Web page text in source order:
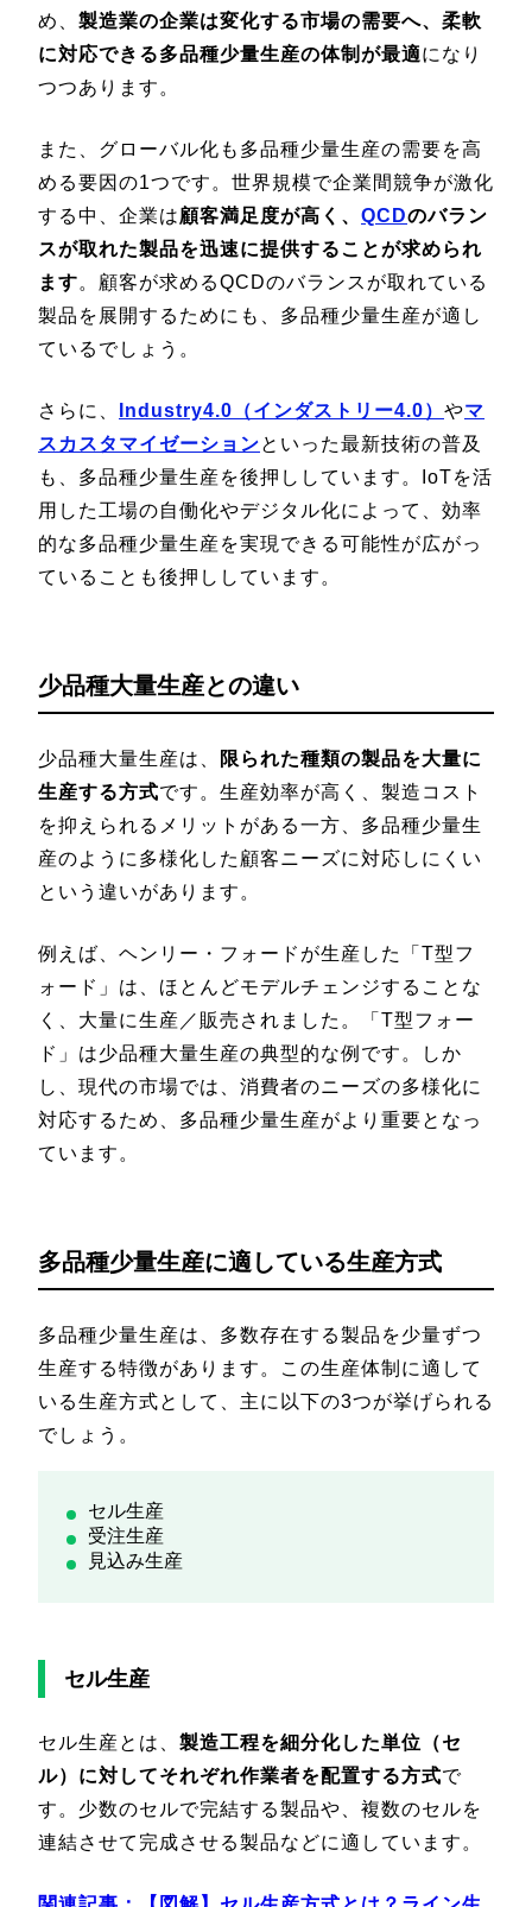
め、 製造業の企業は変化する市場の需要へ、柔軟
に対応できる多品種少量生産の体制が最適になり
つつあります。
また、グローバル化も多品種少量生産の需要を高
める要因の1つです。世界規模で企業間競争が激化
する中、企業は顧客満足度が高く、 QCDのバラン
スが取れた製品を迅速に提供することが求められ
ます。顧客が求めるQCDのバランスが取れている
製品を展開するためにも、多品種少量生産が適し
ているでしょう。
さらに、 Industry4.0（インダストリー4.0） やマ
スカスタマイゼーションといった最新技術の普及
も、多品種少量生産を後押ししています。IoTを活
用した工場の自働化やデジタル化によって、効率
的な多品種少量生産を実現できる可能性が広がっ
ていることも後押ししています。
少品種大量生産との違い
少品種大量生産は、
限られた種類の製品を大量に
生産する方式です。生産効率が高く、製造コスト
を抑えられるメリットがある一方、多品種少量生
産のように多様化した顧客ニーズに対応しにくい
という違いがあります。
例えば、ヘンリー・フォードが生産した「T型フ
ォード」は、ほとんどモデルチェンジすることな
く、大量に生産／販売されました。「T型フォー
ド」は少品種大量生産の典型的な例です。しか
し、現代の市場では、消費者のニーズの多様化に
対応するため、多品種少量生産がより重要となっ
ています。
多品種少量生産に適している生産方式
多品種少量生産は、多数存在する製品を少量ずつ
生産する特徴があります。この生産体制に適して
いる生産方式として、主に以下の3つが挙げられる
でしょう。
セル生産
受注生産
見込み生産
セル生産
セル生産とは、 製造工程を細分化した単位（セ
ル）に対してそれぞれ作業者を配置する方式で
す。少数のセルで完結する製品や、複数のセルを
連結させて完成させる製品などに適しています。